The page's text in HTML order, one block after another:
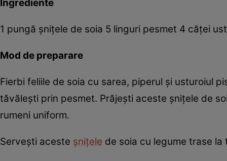
Ingrediente
1 pungă şniţele de soia 5 linguri pesmet 4 căţei
Mod de preparare
Fierbi feliile de soia cu sarea, piperul şi usturoiul
tăvăleşti prin pesmet. Prăjeşti aceste şniţele de
rumeni uniform.
Serveşti aceste şniţele de soia cu legume trase